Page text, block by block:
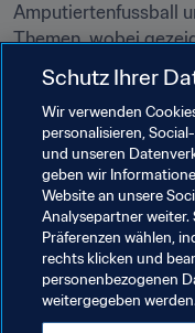
Amputiertenfussball
Themen, wobei
großer Leidenschaft
sich jeder der
Und genau dieses
Maxime des PZPN:
Verwandte
FIFA U-20-
Schutz Ihrer
Wir verwenden
personalisieren,
und unseren
geben wir
Website an unsere
Analysepartner weiter.
Präferenzen wählen,
rechts klicken und
personenbezogenen
weitergegeben